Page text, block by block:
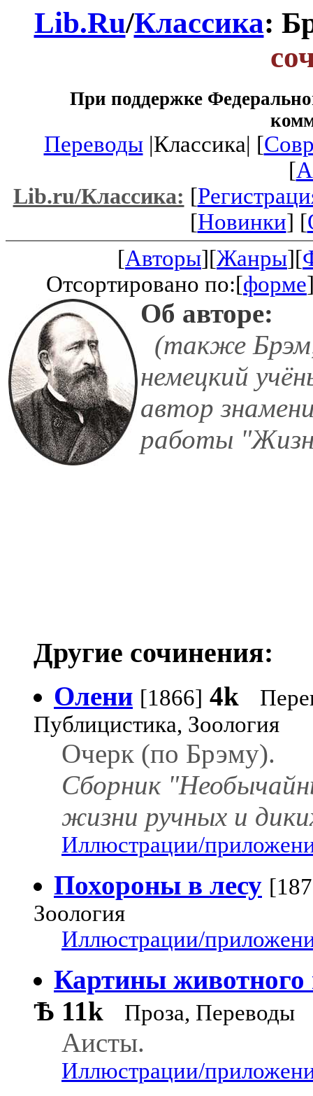
Lib.Ru/Классика:
При поддержке
Переводы|Классика| [
[
Lib.ru/Классика: [
[Новинки] [
[Авторы][Жанры][
Отсортировано по:[форме
Об авторе:
(также
немецкий
автор
работы
Другие сочинения:
Олени [1866] 4k
Публицистика, Зоология
Очерк (по Брэму).
Сборник
жизни ручных и
Иллюстрации/
Похороны в лесу
Зоология
Иллюстрации/
Картины животного
Ѣ 11k Проза, Переводы
Аисты.
Иллюстрации/